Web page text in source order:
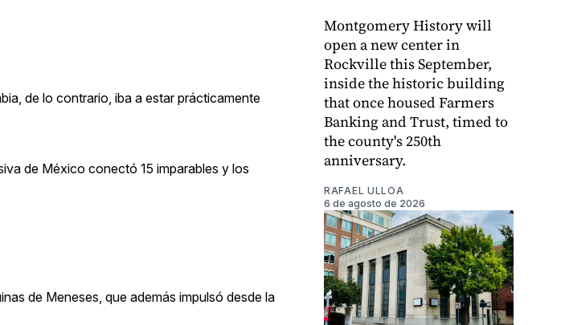
de lo contrario, iba a estar prácticamente
de México conectó 15 imparables y los
de Meneses, que además impulsó desde la
Montgomery History will
open a new center in
Rockville this September,
inside the historic building
that once housed Farmers
Banking and Trust, timed to
the county's 250th
anniversary.
RAFAEL ULLOA
6 de agosto de 2026